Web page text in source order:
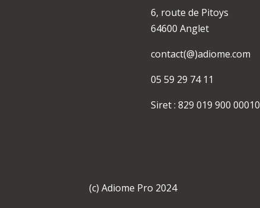
6, route de Pitoys
64600 Anglet
contact(@)adiome.com
05 59 29 74 11
Siret : 829 019 900 00010
(c) Adiome Pro 2024